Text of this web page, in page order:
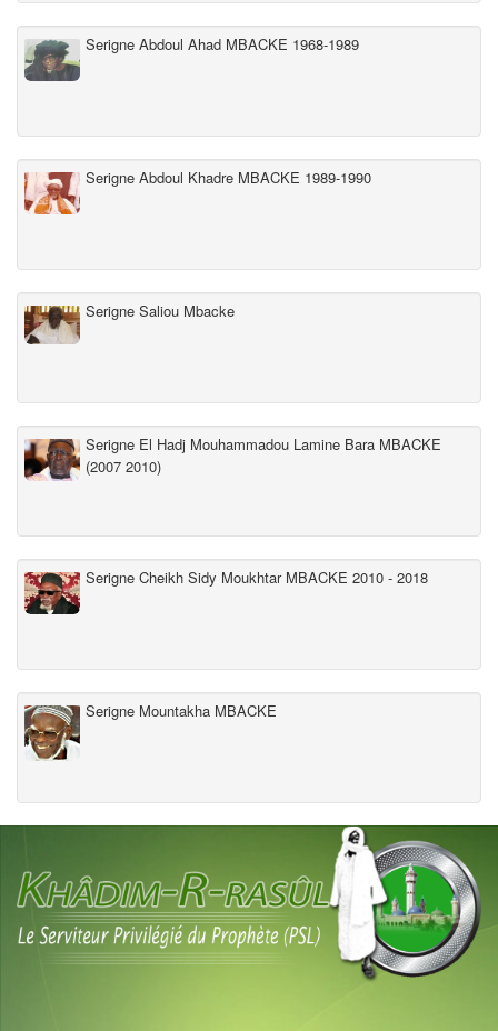
Serigne Abdoul Ahad MBACKE 1968-1989
Serigne Abdoul Khadre MBACKE 1989-1990
Serigne Saliou Mbacke
Serigne El Hadj Mouhammadou Lamine Bara MBACKE
(2007 2010)
Serigne Cheikh Sidy Moukhtar MBACKE 2010 - 2018
Serigne Mountakha MBACKE